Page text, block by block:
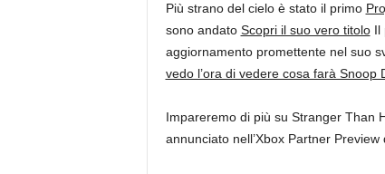
Più strano del cielo è stato il primo
sono andato Scopri il suo vero titoloIl
aggiornamento promettente nel suo
vedo l’ora di vedere cosa farà Snoop
Impareremo di più su Stranger Than
annunciato nell’Xbox Partner Preview